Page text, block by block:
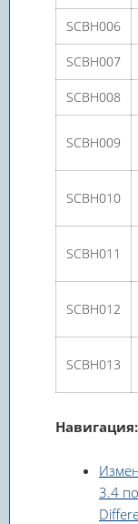
SCBH006
SCBH007
SCBH008
SCBH009
SCBH010
SCBH011
SCBH012
SCBH013
Навигация:
3.4